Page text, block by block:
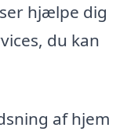
hjælpe dig
du kan
af hjem